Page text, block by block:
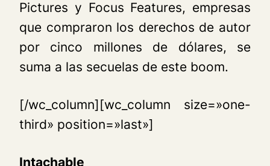
Pictures y Focus Features, empresas
que compraron los derechos de autor
por cinco millones de dólares, se
suma a las secuelas de este boom.
[/wc_column][wc_column size=»one-
third» position=»last»]
Intachable